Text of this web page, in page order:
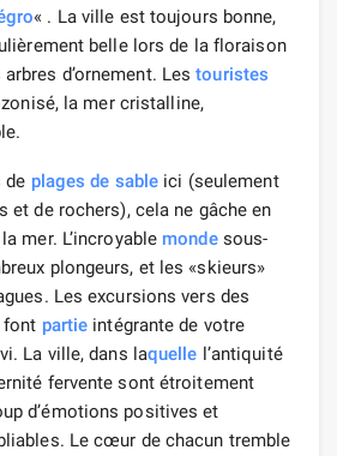
« . La ville est toujours bonne,
belle lors de la floraison
d’ornement. Lestouristes
la mer cristalline,
de plages de sable ici (seulement
et de rochers), cela ne gâche en
mer. L’incroyable mondesous-
plongeurs, et les «skieurs»
Les excursions vers des
font partie intégrante de votre
La ville, dans laquelle l’antiquité
fervente sont étroitement
d’émotions positives et
Le cœur de chacun tremble